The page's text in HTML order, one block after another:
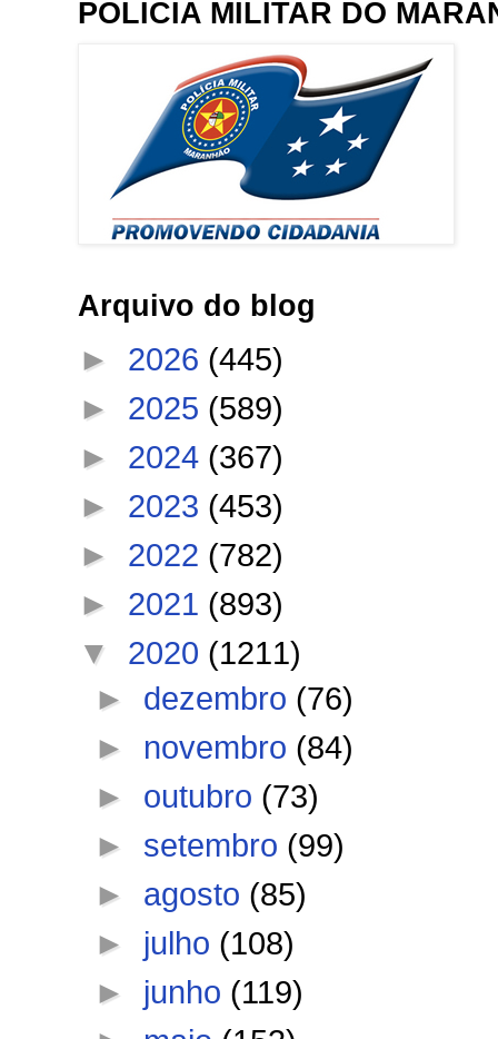
POLÍCIA MILITAR DO
Arquivo do blog
► 2026 (445)
► 2025 (589)
► 2024 (367)
► 2023 (453)
► 2022 (782)
► 2021 (893)
▼ 2020 (1211)
► dezembro (76)
► novembro (84)
► outubro (73)
► setembro (99)
► agosto (85)
► julho (108)
► junho (119)